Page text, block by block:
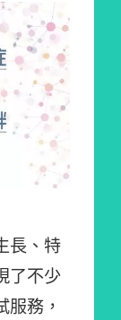
長、特
了不少
務，